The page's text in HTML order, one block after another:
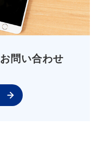
問い合わせ